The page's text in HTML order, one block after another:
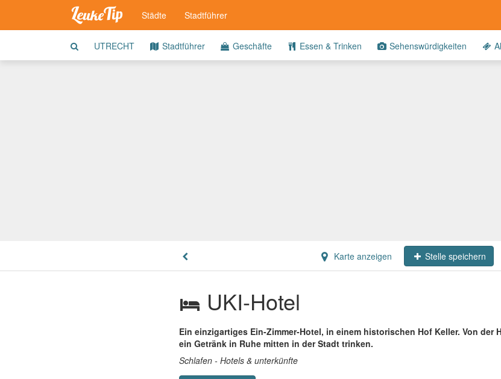
Städte Stadtführer
UTRECHT Stadtführer Geschäfte Essen & Trinken Sehenswürdigkeiten
Karte anzeigen Stelle speichern
UKI-Hotel
Ein einzigartiges Ein-Zimmer-Hotel, in einem historischen Hof Keller. Von der
ein Getränk in Ruhe mitten in der Stadt trinken.
Schlafen - Hotels & unterkünfte